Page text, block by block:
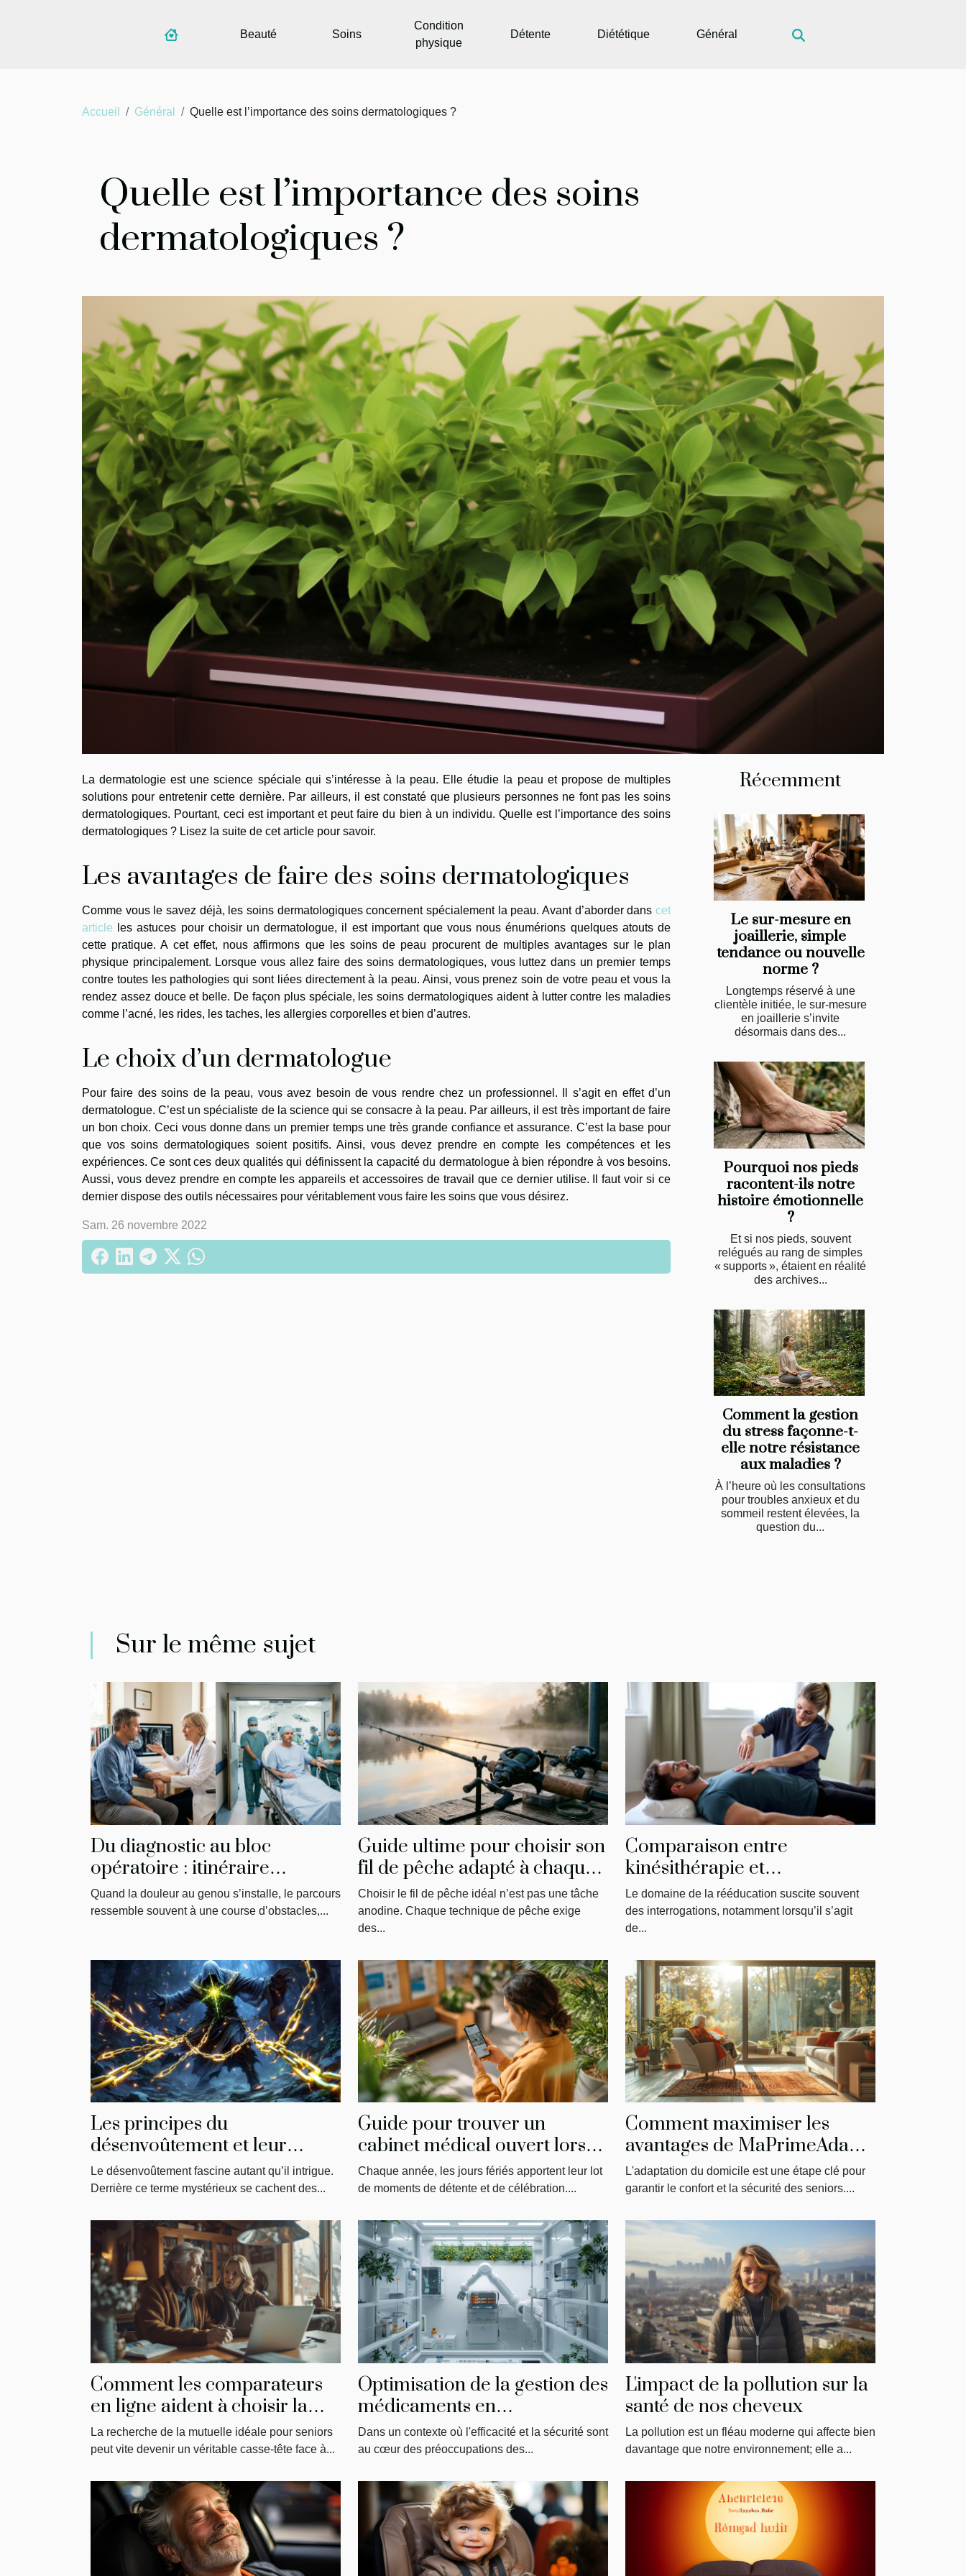
Beauté Soins
Condition
physique
Détente Diététique Général
Accueil Général Quelle est l’importance des soins dermatologiques ?
Quelle est l’importance des soins
dermatologiques ?
La dermatologie est une science spéciale qui s’intéresse à la peau. Elle étudie la peau et propose de multiples
solutions pour entretenir cette dernière. Par ailleurs, il est constaté que plusieurs personnes ne font pas les soins
dermatologiques. Pourtant, ceci est important et peut faire du bien à un individu. Quelle est l’importance des soins
dermatologiques ? Lisez la suite de cet article pour savoir.
Les avantages de faire des soins dermatologiques
Comme vous le savez déjà, les soins dermatologiques concernent spécialement la peau. Avant d’aborder dans cet
article les astuces pour choisir un dermatologue, il est important que vous nous énumérions quelques atouts de
cette pratique. A cet effet, nous affirmons que les soins de peau procurent de multiples avantages sur le plan
physique principalement. Lorsque vous allez faire des soins dermatologiques, vous luttez dans un premier temps
contre toutes les pathologies qui sont liées directement à la peau. Ainsi, vous prenez soin de votre peau et vous la
rendez assez douce et belle. De façon plus spéciale, les soins dermatologiques aident à lutter contre les maladies
comme l’acné, les rides, les taches, les allergies corporelles et bien d’autres.
Le choix d’un dermatologue
Pour faire des soins de la peau, vous avez besoin de vous rendre chez un professionnel. Il s’agit en effet d’un
dermatologue. C’est un spécialiste de la science qui se consacre à la peau. Par ailleurs, il est très important de faire
un bon choix. Ceci vous donne dans un premier temps une très grande confiance et assurance. C’est la base pour
que vos soins dermatologiques soient positifs. Ainsi, vous devez prendre en compte les compétences et les
expériences. Ce sont ces deux qualités qui définissent la capacité du dermatologue à bien répondre à vos besoins.
Aussi, vous devez prendre en compte les appareils et accessoires de travail que ce dernier utilise. Il faut voir si ce
dernier dispose des outils nécessaires pour véritablement vous faire les soins que vous désirez.
Sam. 26 novembre 2022
Récemment
Le sur-mesure en
joaillerie, simple
tendance ou nouvelle
norme ?
Longtemps réservé à une
clientèle initiée, le sur-mesure
en joaillerie s’invite
désormais dans des...
Pourquoi nos pieds
racontent-ils notre
histoire émotionnelle
?
Et si nos pieds, souvent
relégués au rang de simples
« supports », étaient en réalité
des archives...
Comment la gestion
du stress façonne-t-
elle notre résistance
aux maladies ?
À l’heure où les consultations
pour troubles anxieux et du
sommeil restent élevées, la
question du...
Sur le même sujet
Du diagnostic au bloc
opératoire : itinéraire
singulier d’un patient
Quand la douleur au genou s’installe, le parcours
ressemble souvent à une course d’obstacles,...
Guide ultime pour choisir son
fil de pêche adapté à chaque
technique
Choisir le fil de pêche idéal n’est pas une tâche
anodine. Chaque technique de pêche exige
des...
Comparaison entre
kinésithérapie et
physiothérapie : ce qu'il faut
savoir
Le domaine de la rééducation suscite souvent
des interrogations, notamment lorsqu’il s’agit
de...
Les principes du
désenvoûtement et leur
impact sur la libération
énergétique
Le désenvoûtement fascine autant qu’il intrigue.
Derrière ce terme mystérieux se cachent des...
Guide pour trouver un
cabinet médical ouvert lors
des jours fériés
Chaque année, les jours fériés apportent leur lot
de moments de détente et de célébration....
Comment maximiser les
avantages de MaPrimeAdapt'
pour l'aménagement du
domicile des seniors
L'adaptation du domicile est une étape clé pour
garantir le confort et la sécurité des seniors....
Comment les comparateurs
en ligne aident à choisir la
meilleure mutuelle pour
seniors
La recherche de la mutuelle idéale pour seniors
peut vite devenir un véritable casse-tête face à...
Optimisation de la gestion des
médicaments en
établissements de soins
Dans un contexte où l'efficacité et la sécurité sont
au cœur des préoccupations des...
L'impact de la pollution sur la
santé de nos cheveux
La pollution est un fléau moderne qui affecte bien
davantage que notre environnement; elle a...